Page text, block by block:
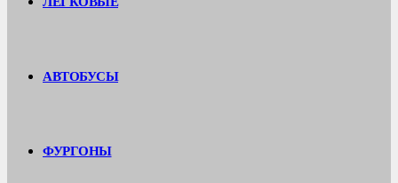
АВТОБУСЫ
ФУРГОНЫ